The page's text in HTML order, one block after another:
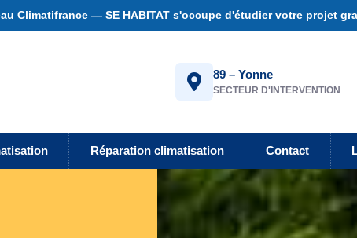
Climatifrance— SE HABITAT s'occupe d'étudier votre projet
89 – Yonne
SECTEUR D'INTERVENTION
Réparation climatisation Contact